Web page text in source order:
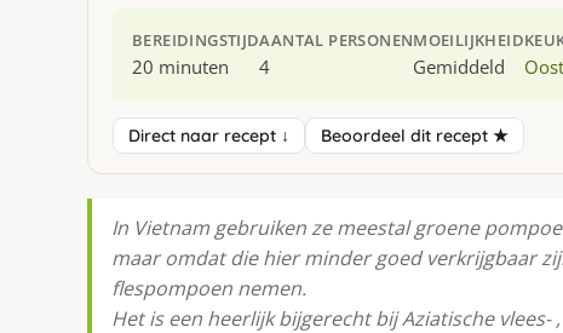
BEREIDINGSTIJD
20 minuten
AANTAL PERSONEN
4
MOEILIJKHEID
Gemiddeld
Direct naar recept ↓ Beoordeel dit recept ★
In Vietnam gebruiken ze meestal groene
maar omdat die hier minder goed verkrijgbaar
flespompoen nemen.
Het is een heerlijk bijgerecht bij Aziatische vlees-